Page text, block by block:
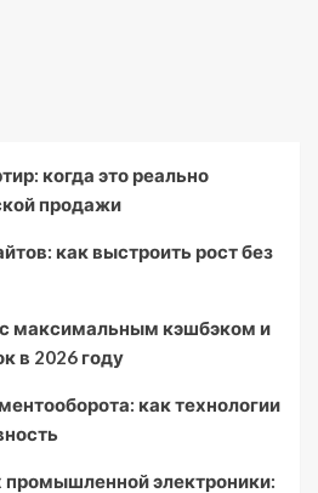
когда это реально
продажи
как выстроить рост без
максимальным кэшбэком и
в 2026 году
как технологии
промышленной электроники: